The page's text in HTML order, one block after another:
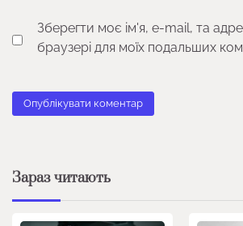
Зберегти моє ім'я, e-mail, та
браузері для моїх подальших
Зараз читають